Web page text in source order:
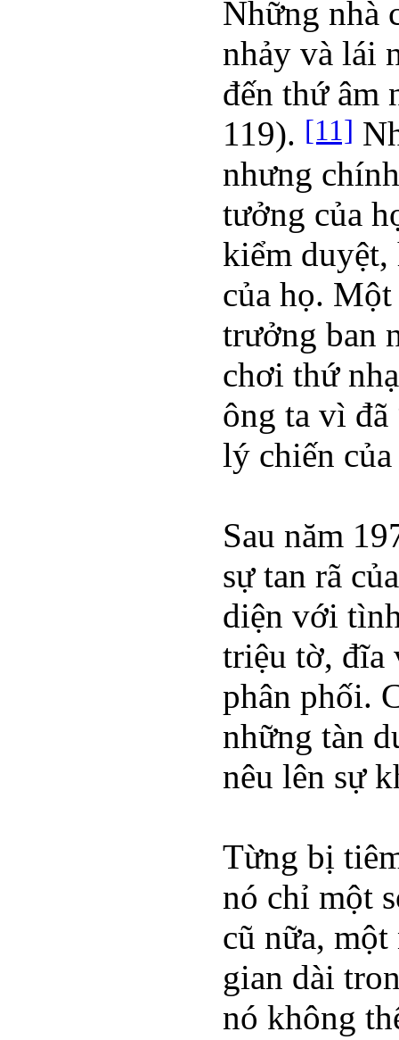
Những nhà
nhảy và lái
đến thứ âm
119). [11]
nhưng
tưởng của
kiểm
của họ.
trưởng ban
chơi thứ
ông ta vì đã
lý chiến
Sau năm
sự tan rã
diện với
triệu tờ, đĩa
phân phối.
những tàn
nêu lên sự
Từng bị
nó chỉ một
cũ nữa,
gian dài
nó không